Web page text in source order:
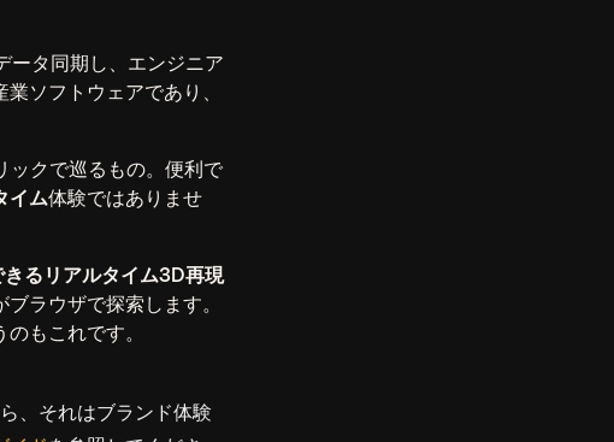
タ同期し、エンジニア
ソフトウェアであり、
クで巡るもの。便利で
イム体験ではありませ
きるリアルタイム3D再現
ラウザで探索します。
もこれです。
、それはブランド体験